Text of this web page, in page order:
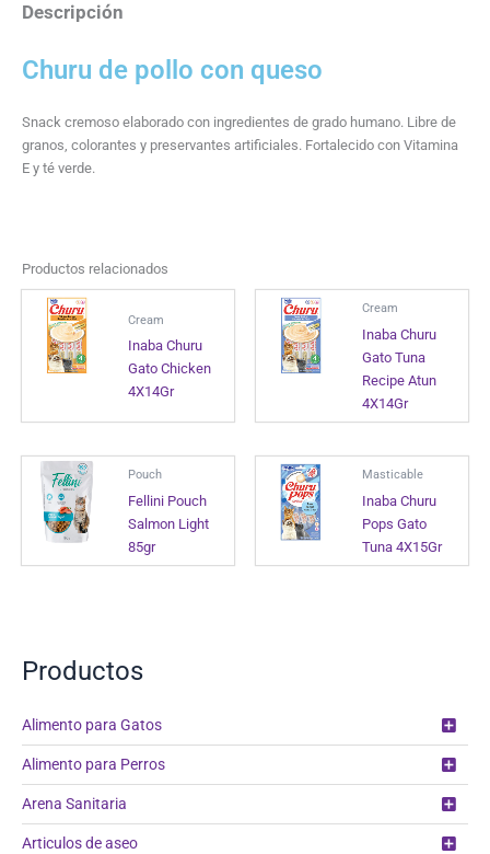
Productos
Alimento para Gatos
Alimento para Perros
Arena Sanitaria
Articulos de aseo
Descripción
Churu de pollo con queso
Snack cremoso elaborado con ingredientes de grado humano. Libre de
granos, colorantes y preservantes artificiales. Fortalecido con Vitamina
E y té verde.
Productos relacionados
Cream
Inaba Churu
Gato Chicken
4X14Gr
Cream
Inaba Churu
Gato Tuna
Recipe Atun
4X14Gr
Pouch
Fellini Pouch
Salmon Light
85gr
Masticable
Inaba Churu
Pops Gato
Tuna 4X15Gr